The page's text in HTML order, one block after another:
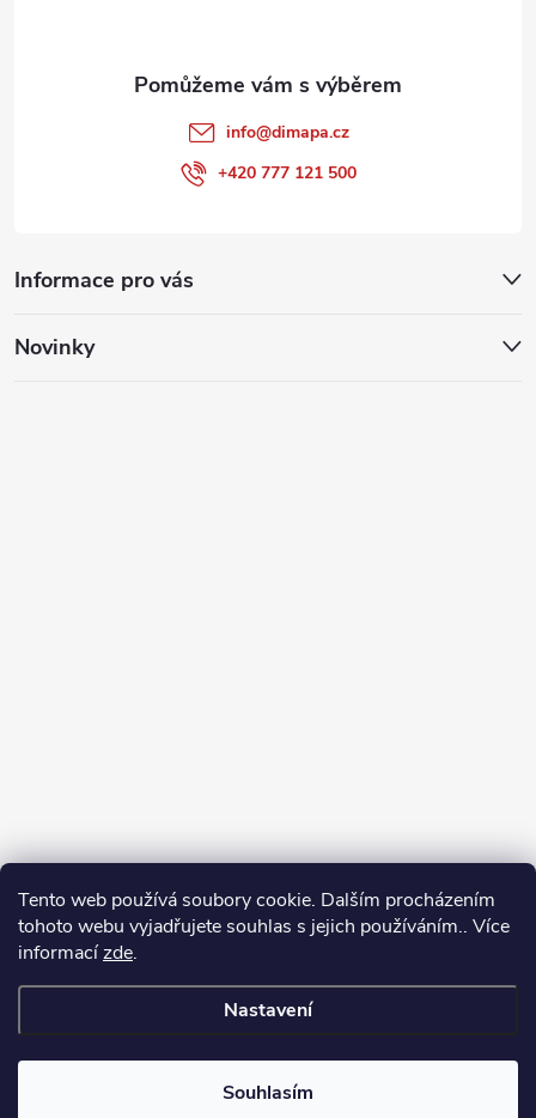
Tento web používá soubory cookie. Dalším procházením
tohoto webu vyjadřujete souhlas s jejich používáním.. Více
informacízde.
Nastavení
Souhlasím
Informace pro vás
Novinky
info@dimapa.cz
+420 777 121 500
Copyright 2026Můj e-shop. Všechna práva vyhrazena.